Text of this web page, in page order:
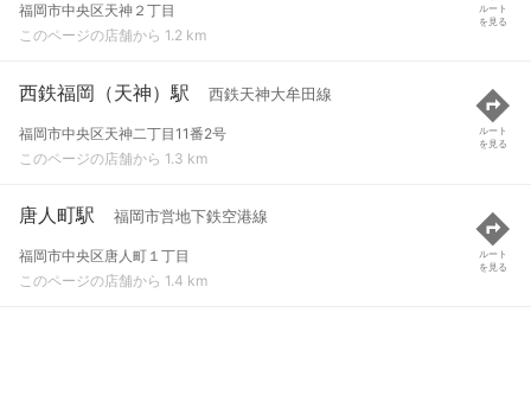
福岡市中央区天神２丁目
このページの店舗から 1.2 km
ルート
を見る
西鉄福岡（天神）駅 西鉄天神大牟田線
福岡市中央区天神二丁目11番2号
このページの店舗から 1.3 km
ルート
を見る
唐人町駅 福岡市営地下鉄空港線
福岡市中央区唐人町１丁目
このページの店舗から 1.4 km
ルート
を見る